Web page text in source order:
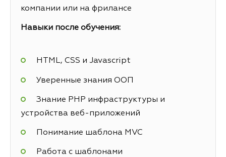
компании или на фрилансе
Навыки после обучения:
HTML, CSS и Javascript
Уверенные знания ООП
Знание PHP инфраструктуры и
устройства веб-приложений
Понимание шаблона MVC
Работа с шаблонами